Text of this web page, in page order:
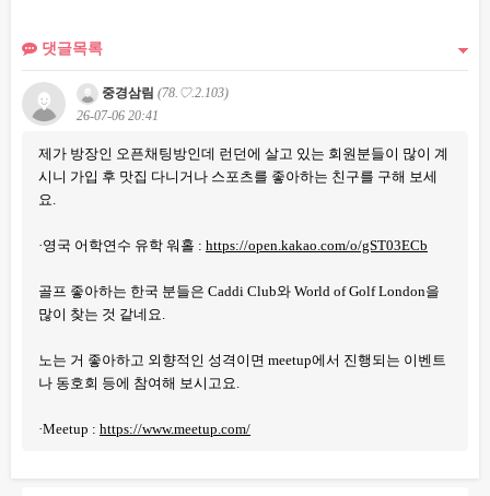
댓글목록
중경삼림 (78.♡.2.103)
26-07-06 20:41
제가 방장인 오픈채팅방인데 런던에 살고 있는 회원분들이 많이 계
시니 가입 후 맛집 다니거나 스포츠를 좋아하는 친구를 구해 보세
요.
·영국 어학연수 유학 워홀 : https://open.kakao.com/o/gST03ECb
골프 좋아하는 한국 분들은 Caddi Club와 World of Golf London을
많이 찾는 것 같네요.
노는 거 좋아하고 외향적인 성격이면 meetup에서 진행되는 이벤트
나 동호회 등에 참여해 보시고요.
·Meetup : https://www.meetup.com/